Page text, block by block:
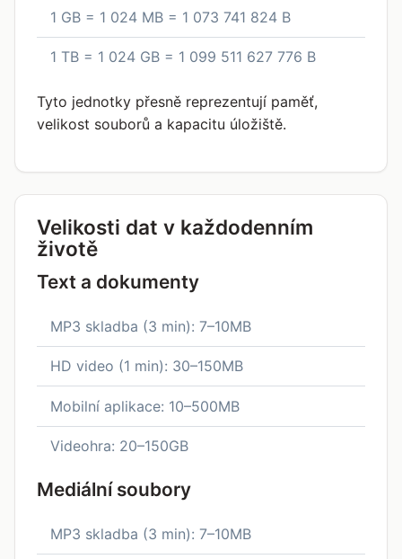
1 GB = 1 024 MB = 1 073 741 824 B
1 TB = 1 024 GB = 1 099 511 627 776 B
Tyto jednotky přesně reprezentují paměť,
velikost souborů a kapacitu úložiště.
Velikosti dat v každodenním
životě
Text a dokumenty
MP3 skladba (3 min): 7–10MB
HD video (1 min): 30–150MB
Mobilní aplikace: 10–500MB
Videohra: 20–150GB
Mediální soubory
MP3 skladba (3 min): 7–10MB